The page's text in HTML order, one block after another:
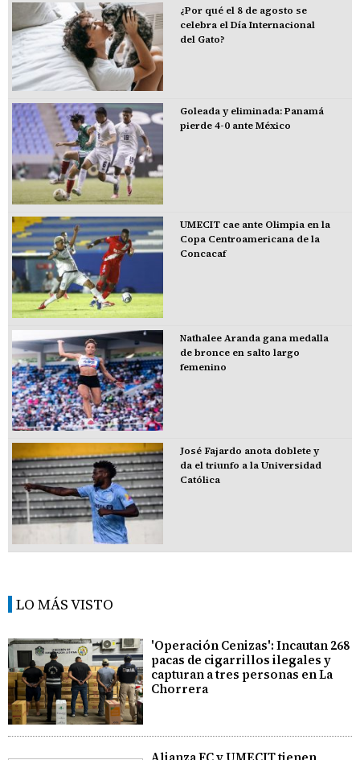
¿Por qué el 8 de agosto se
celebra el Día Internacional
del Gato?
Goleada y eliminada: Panamá
pierde 4-0 ante México
UMECIT cae ante Olimpia en la
Copa Centroamericana de la
Concacaf
Nathalee Aranda gana medalla
de bronce en salto largo
femenino
José Fajardo anota doblete y
da el triunfo a la Universidad
Católica
LO MÁS VISTO
'Operación Cenizas': Incautan 268
pacas de cigarrillos ilegales y
capturan a tres personas en La
Chorrera